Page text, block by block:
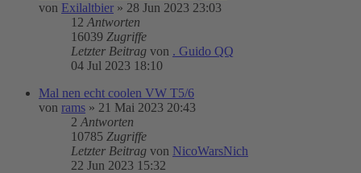
von Exilaltbier » 28 Jun 2023 23:03
12 Antworten
16039 Zugriffe
Letzter Beitrag von . Guido QQ
04 Jul 2023 18:10
Mal nen echt coolen VW T5/6
von rams » 21 Mai 2023 20:43
2 Antworten
10785 Zugriffe
Letzter Beitrag von NicoWarsNich
22 Jun 2023 15:32